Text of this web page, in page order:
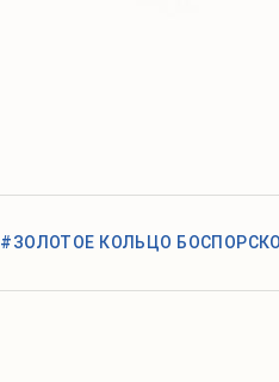
#ЗОЛОТОЕ КОЛЬЦО